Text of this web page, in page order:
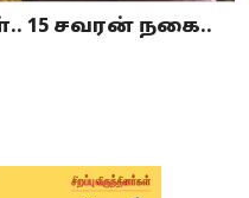
15 சவரன் நகை..